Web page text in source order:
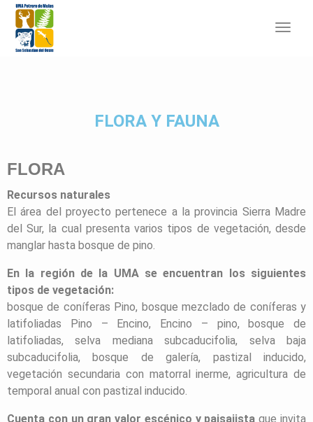
FLORA Y FAUNA
FLORA
Recursos naturales
El área del proyecto pertenece a la provincia Sierra Madre
del Sur, la cual presenta varios tipos de vegetación, desde
manglar hasta bosque de pino.
En la región de la UMA se encuentran los siguientes
tipos de vegetación:
bosque de coníferas Pino, bosque mezclado de coníferas y
latifoliadas Pino – Encino, Encino – pino, bosque de
latifoliadas, selva mediana subcaducifolia, selva baja
subcaducifolia, bosque de galería, pastizal inducido,
vegetación secundaria con matorral inerme, agricultura de
temporal anual con pastizal inducido.
Cuenta con un gran valor escénico y paisajista que invita